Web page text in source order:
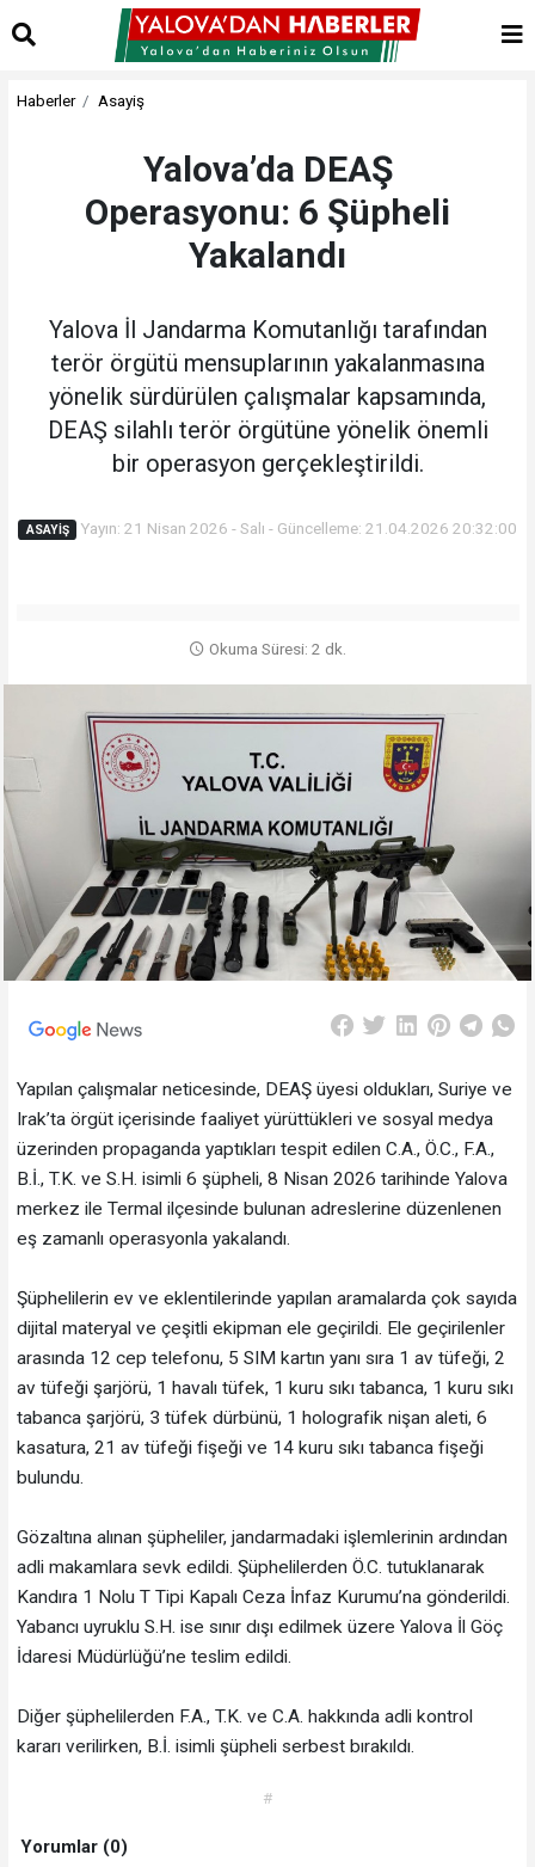
Haberler Asayiş
Yalova’da DEAŞ
Operasyonu: 6 Şüpheli
Yakalandı
Yalova İl Jandarma Komutanlığı tarafından
terör örgütü mensuplarının yakalanmasına
yönelik sürdürülen çalışmalar kapsamında,
DEAŞ silahlı terör örgütüne yönelik önemli
bir operasyon gerçekleştirildi.
ASAYIŞ Yayın: 21 Nisan 2026 - Salı - Güncelleme: 21.04.2026 20:32:00
Okuma Süresi: 2 dk.
Yapılan çalışmalar neticesinde, DEAŞ üyesi oldukları, Suriye ve
Irak’ta örgüt içerisinde faaliyet yürüttükleri ve sosyal medya
üzerinden propaganda yaptıkları tespit edilen C.A., Ö.C., F.A.,
B.İ., T.K. ve S.H. isimli 6 şüpheli, 8 Nisan 2026 tarihinde Yalova
merkez ile Termal ilçesinde bulunan adreslerine düzenlenen
eş zamanlı operasyonla yakalandı.
Şüphelilerin ev ve eklentilerinde yapılan aramalarda çok sayıda
dijital materyal ve çeşitli ekipman ele geçirildi. Ele geçirilenler
arasında 12 cep telefonu, 5 SIM kartın yanı sıra 1 av tüfeği, 2
av tüfeği şarjörü, 1 havalı tüfek, 1 kuru sıkı tabanca, 1 kuru sıkı
tabanca şarjörü, 3 tüfek dürbünü, 1 holografik nişan aleti, 6
kasatura, 21 av tüfeği fişeği ve 14 kuru sıkı tabanca fişeği
bulundu.
Gözaltına alınan şüpheliler, jandarmadaki işlemlerinin ardından
adli makamlara sevk edildi. Şüphelilerden Ö.C. tutuklanarak
Kandıra 1 Nolu T Tipi Kapalı Ceza İnfaz Kurumu’na gönderildi.
Yabancı uyruklu S.H. ise sınır dışı edilmek üzere Yalova İl Göç
İdaresi Müdürlüğü’ne teslim edildi.
Diğer şüphelilerden F.A., T.K. ve C.A. hakkında adli kontrol
kararı verilirken, B.İ. isimli şüpheli serbest bırakıldı.
#
Yorumlar (0)